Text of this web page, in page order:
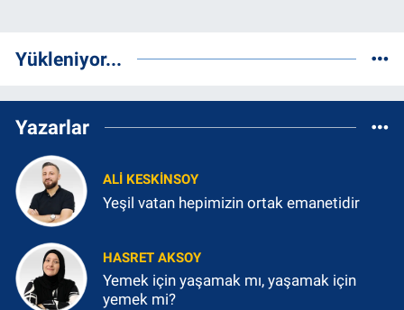
Yükleniyor...
Yazarlar
ALI KESKINSOY
Yeşil vatan hepimizin ortak emanetidir
HASRET AKSOY
Yemek için yaşamak mı, yaşamak için
yemek mi?